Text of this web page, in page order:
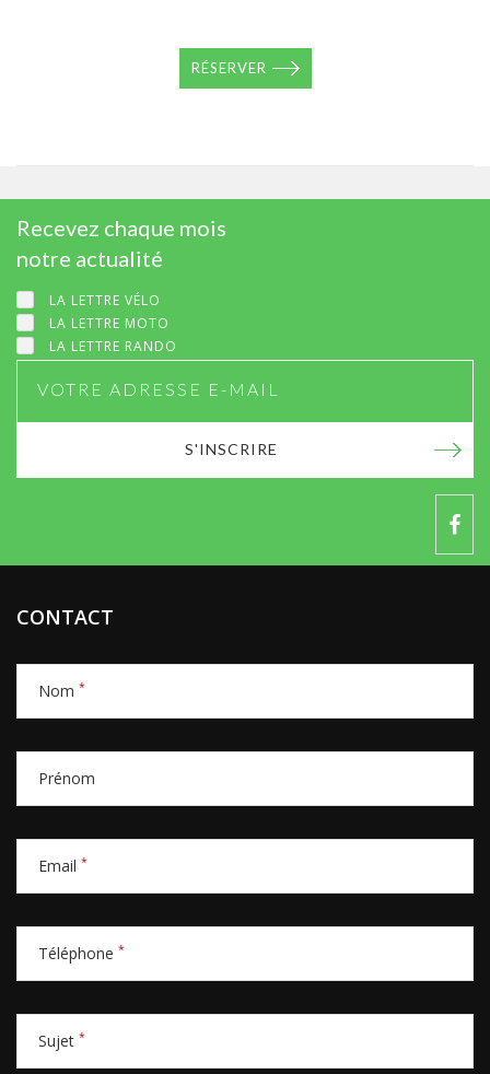
RÉSERVER
Recevez chaque mois
notre actualité
LA LETTRE VÉLO
LA LETTRE MOTO
LA LETTRE RANDO
S'INSCRIRE
CONTACT
Nom *
Prénom
Email *
Téléphone *
Sujet *